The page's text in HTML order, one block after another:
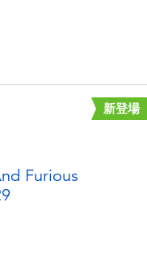
新登場
Furious